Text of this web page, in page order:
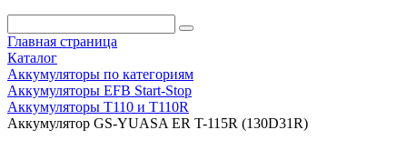
Главная страница
Каталог
Аккумуляторы по категориям
Аккумуляторы EFB Start-Stop
Аккумуляторы T110 и T110R
Аккумулятор GS-YUASA ER T-115R (130D31R)